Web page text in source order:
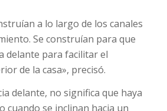
a lo largo de los canales
Se construían para que
delante para facilitar el
de la casa», precisó.
delante, no significa que haya
cuando se inclinan hacia un